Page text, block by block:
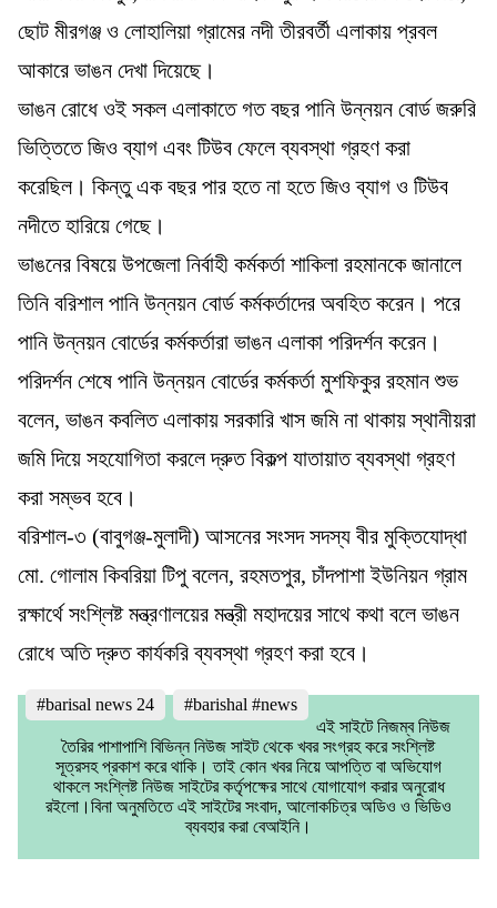
ছোট মীরগঞ্জ ও লোহালিয়া গ্রামের নদী তীরবর্তী এলাকায় প্রবল
আকারে ভাঙন দেখা দিয়েছে।
ভাঙন রোধে ওই সকল এলাকাতে গত বছর পানি উন্নয়ন বোর্ড জরুরি
ভিত্তিতে জিও ব্যাগ এবং টিউব ফেলে ব্যবস্থা গ্রহণ করা
করেছিল। কিন্তু এক বছর পার হতে না হতে জিও ব্যাগ ও টিউব
নদীতে হারিয়ে গেছে।
ভাঙনের বিষয়ে উপজেলা নির্বাহী কর্মকর্তা শাকিলা রহমানকে জানালে
তিনি বরিশাল পানি উন্নয়ন বোর্ড কর্মকর্তাদের অবহিত করেন। পরে
পানি উন্নয়ন বোর্ডের কর্মকর্তারা ভাঙন এলাকা পরিদর্শন করেন।
পরিদর্শন শেষে পানি উন্নয়ন বোর্ডের কর্মকর্তা মুশফিকুর রহমান শুভ
বলেন, ভাঙন কবলিত এলাকায় সরকারি খাস জমি না থাকায় স্থানীয়রা
জমি দিয়ে সহযোগিতা করলে দ্রুত বিকল্প যাতায়াত ব্যবস্থা গ্রহণ
করা সম্ভব হবে।
বরিশাল-৩ (বাবুগঞ্জ-মুলাদী) আসনের সংসদ সদস্য বীর মুক্তিযোদ্ধা
মো. গোলাম কিবরিয়া টিপু বলেন, রহমতপুর, চাঁদপাশা ইউনিয়ন গ্রাম
রক্ষার্থে সংশ্লিষ্ট মন্ত্রণালয়ের মন্ত্রী মহাদয়ের সাথে কথা বলে ভাঙন
রোধে অতি দ্রুত কার্যকরি ব্যবস্থা গ্রহণ করা হবে।
#barisal news 24
#barishal #news
এই সাইটে নিজম্ব নিউজ
তৈরির পাশাপাশি বিভিন্ন নিউজ সাইট থেকে খবর সংগ্রহ করে সংশ্লিষ্ট
সূত্রসহ প্রকাশ করে থাকি। তাই কোন খবর নিয়ে আপত্তি বা অভিযোগ
থাকলে সংশ্লিষ্ট নিউজ সাইটের কর্তৃপক্ষের সাথে যোগাযোগ করার অনুরোধ
রইলো।বিনা অনুমতিতে এই সাইটের সংবাদ, আলোকচিত্র অডিও ও ভিডিও
ব্যবহার করা বেআইনি।